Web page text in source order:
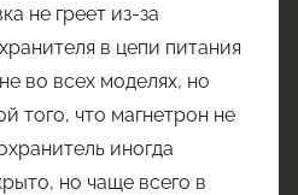
не греет из-за
в цепи питания
во всех моделях, но
того, что магнетрон не
иногда
но чаще всего в